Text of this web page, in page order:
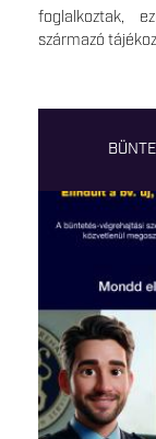
foglalkoztak,
származó